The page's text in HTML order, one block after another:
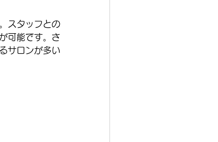
スタッフとの
可能です。さ
サロンが多い